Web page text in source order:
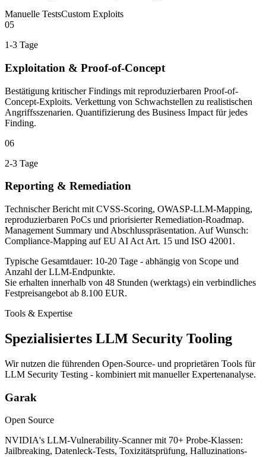
Manuelle TestsCustom Exploits
05
1-3 Tage
Exploitation & Proof-of-Concept
Bestätigung kritischer Findings mit reproduzierbaren Proof-of-
Concept-Exploits. Verkettung von Schwachstellen zu realistischen
Angriffsszenarien. Quantifizierung des Business Impact für jedes
Finding.
06
2-3 Tage
Reporting & Remediation
Technischer Bericht mit CVSS-Scoring, OWASP-LLM-Mapping,
reproduzierbaren PoCs und priorisierter Remediation-Roadmap.
Management Summary und Abschlusspräsentation. Auf Wunsch:
Compliance-Mapping auf EU AI Act Art. 15 und ISO 42001.
Typische Gesamtdauer: 10-20 Tage - abhängig von Scope und
Anzahl der LLM-Endpunkte.
Sie erhalten innerhalb von 48 Stunden (werktags) ein verbindliches
Festpreisangebot ab 8.100 EUR.
Tools & Expertise
Spezialisiertes LLM Security Tooling
Wir nutzen die führenden Open-Source- und proprietären Tools für
LLM Security Testing - kombiniert mit manueller Expertenanalyse.
Garak
Open Source
NVIDIA's LLM-Vulnerability-Scanner mit 70+ Probe-Klassen:
Jailbreaking, Datenleck-Tests, Toxizitätsprüfung, Halluzinations-